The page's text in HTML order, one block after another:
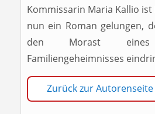
Kommissarin Maria Kallio
nun ein Roman gelungen,
den Morast eines
Familiengeheimnisses
Zurück zur Autorenseite